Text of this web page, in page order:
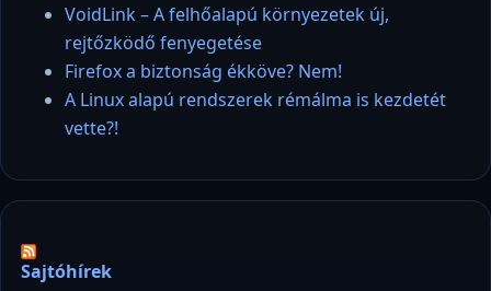
VoidLink – A felhőalapú környezetek új,
rejtőzködő fenyegetése
Firefox a biztonság ékköve? Nem!
A Linux alapú rendszerek rémálma is kezdetét
vette?!
Sajtóhírek